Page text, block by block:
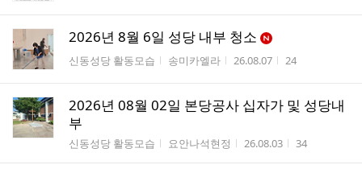
2026년 8월 6일 성당 내부 청소
게시판명
신동성당 활동모습 작성자
송미카엘라 작성시간
26.08.07 조회수
24
2026년 08월 02일 본당공사 십자가 및 성당내
부
게시판명
신동성당 활동모습 작성자
요안나석현정 작성시간
26.08.03 조회수
34